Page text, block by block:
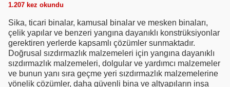
1.207 kez okundu
Sika, ticari binalar, kamusal binalar ve mesken binaları,
çelik yapılar ve benzeri yangına dayanıklı konstrüksiyonlar
gerektiren yerlerde kapsamlı çözümler sunmaktadır.
Doğrusal sızdırmazlık malzemeleri için yangına dayanıklı
sızdırmazlık malzemeleri, dolgular ve yardımcı malzemeler
ve bunun yanı sıra geçme yeri sızdırmazlık malzemelerine
yönelik çözümler, daha güvenli bina ve altyapıların inşa